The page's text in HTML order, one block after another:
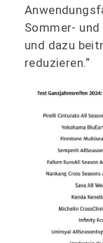
Sommer-
und dazu
reduzieren.“